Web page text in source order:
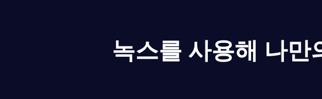
녹스를 사용해 나만